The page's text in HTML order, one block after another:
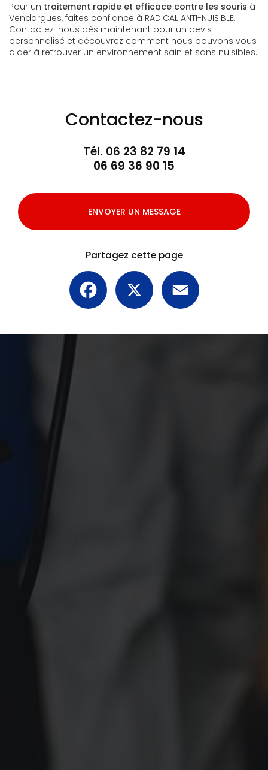
Pour un traitement rapide et efficace contre les souris à
Vendargues, faites confiance à RADICAL ANTI-NUISIBLE.
Contactez-nous dès maintenant pour un devis
personnalisé et découvrez comment nous pouvons vous
aider à retrouver un environnement sain et sans nuisibles.
Contactez-nous
Tél. 06 23 82 79 14
06 69 36 90 15
ENVOYER UN MESSAGE
Partagez cette page
Facebook